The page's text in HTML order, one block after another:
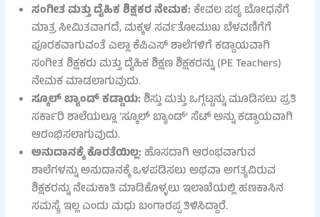
ಸಂಗೀತ ಮತ್ತು ದೈಹಿಕ ಶಿಕ್ಷಕರ ನೇಮಕ:ಕೇವಲ ಪಠ್ಯ ಬೋಧನೆಗೆ
ಮಾತ್ರ ಸೀಮಿತವಾಗದೆ, ಮಕ್ಕಳ ಸರ್ವತೋಮುಖ ಬೆಳವಣಿಗೆಗೆ
ಪೂರಕವಾಗುವಂತೆ ಎಲ್ಲಾ ಕೆಪಿಎಸ್ ಶಾಲೆಗಳಿಗೆ ಕಡ್ಡಾಯವಾಗಿ
ಸಂಗೀತ ಶಿಕ್ಷಕರು ಮತ್ತು ದೈಹಿಕ ಶಿಕ್ಷಣ ಶಿಕ್ಷಕರನ್ನು (PE Teachers)
ನೇಮಕ ಮಾಡಲಾಗುವುದು.
ಸ್ಕೂಲ್ ಬ್ಯಾಂಡ್ ಕಡ್ಡಾಯ:ಶಿಸ್ತು ಮತ್ತು ಒಗ್ಗಟ್ಟನ್ನು ಮೂಡಿಸಲು ಪ್ರತಿ
ಸರ್ಕಾರಿ ಶಾಲೆಯಲ್ಲೂ ‘ಸ್ಕೂಲ್ ಬ್ಯಾಂಡ್’ ಸೆಟ್ ಅನ್ನು ಕಡ್ಡಾಯವಾಗಿ
ಆರಂಭಿಸಲಾಗುವುದು.
ಅನುದಾನಕ್ಕೆ ಕೊರತೆಯಿಲ್ಲ:ಹೊಸದಾಗಿ ಆರಂಭವಾಗುವ
ಶಾಲೆಗಳನ್ನು ಅನುದಾನಕ್ಕೆ ಒಳಪಡಿಸಲು ಅಥವಾ ಅಗತ್ಯವಿರುವ
ಶಿಕ್ಷಕರನ್ನು ನೇಮಕಾತಿ ಮಾಡಿಕೊಳ್ಳಲು ಇಲಾಖೆಯಲ್ಲಿ ಹಣಕಾಸಿನ
ಸಮಸ್ಯೆ ಇಲ್ಲ ಎಂದು ಮಧು ಬಂಗಾರಪ್ಪ ತಿಳಿಸಿದ್ದಾರೆ.